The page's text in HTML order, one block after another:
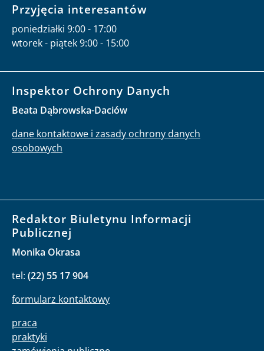
Przyjęcia interesantów
poniedziałki 9:00 - 17:00
wtorek - piątek 9:00 - 15:00
Inspektor Ochrony Danych
Beata Dąbrowska-Daciów
dane kontaktowe i zasady ochrony danych
osobowych
Redaktor Biuletynu Informacji
Publicznej
Monika Okrasa
tel: (22) 55 17 904
formularz kontaktowy
praca
praktyki